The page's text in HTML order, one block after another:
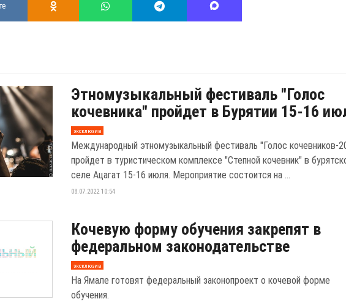
Этномузыкальный фестиваль "Голос
кочевника" пройдет в Бурятии 15-16
эксклюзив
Международный этномузыкальный фестиваль "Голос кочевников-
пройдет в туристическом комплексе "Степной кочевник" в
селе Ацагат 15-16 июля. Мероприятие состоится на ...
08.07.2022 10:54
Кочевую форму обучения закрепят в
федеральном законодательстве
эксклюзив
На Ямале готовят федеральный законопроект о кочевой форме
обучения.